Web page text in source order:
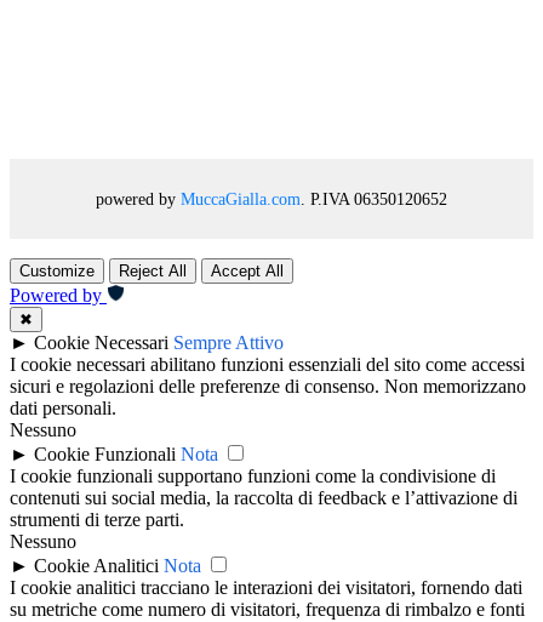
powered by MuccaGialla.com . P.IVA 06350120652
Customize Reject All Accept All
Powered by
✖
► Cookie Necessari Sempre Attivo
I cookie necessari abilitano funzioni essenziali del sito come accessi
sicuri e regolazioni delle preferenze di consenso. Non memorizzano
dati personali.
Nessuno
► Cookie Funzionali Nota
I cookie funzionali supportano funzioni come la condivisione di
contenuti sui social media, la raccolta di feedback e l’attivazione di
strumenti di terze parti.
Nessuno
► Cookie Analitici Nota
I cookie analitici tracciano le interazioni dei visitatori, fornendo dati
su metriche come numero di visitatori, frequenza di rimbalzo e fonti